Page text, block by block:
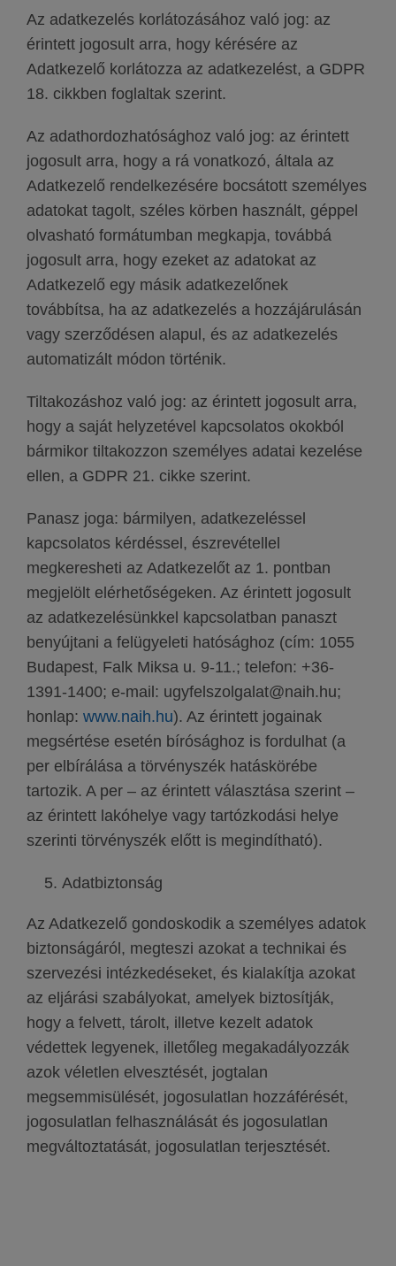
Az adatkezelés korlátozásához való jog: az
érintett jogosult arra, hogy kérésére az
Adatkezelő korlátozza az adatkezelést, a GDPR
18. cikkben foglaltak szerint.
Az adathordozhatósághoz való jog: az érintett
jogosult arra, hogy a rá vonatkozó, általa az
Adatkezelő rendelkezésére bocsátott személyes
adatokat tagolt, széles körben használt, géppel
olvasható formátumban megkapja, továbbá
jogosult arra, hogy ezeket az adatokat az
Adatkezelő egy másik adatkezelőnek
továbbítsa, ha az adatkezelés a hozzájárulásán
vagy szerződésen alapul, és az adatkezelés
automatizált módon történik.
Tiltakozáshoz való jog: az érintett jogosult arra,
hogy a saját helyzetével kapcsolatos okokból
bármikor tiltakozzon személyes adatai kezelése
ellen, a GDPR 21. cikke szerint.
Panasz joga: bármilyen, adatkezeléssel
kapcsolatos kérdéssel, észrevétellel
megkeresheti az Adatkezelőt az 1. pontban
megjelölt elérhetőségeken. Az érintett jogosult
az adatkezelésünkkel kapcsolatban panaszt
benyújtani a felügyeleti hatósághoz (cím: 1055
Budapest, Falk Miksa u. 9-11.; telefon: +36-
1391-1400; e-mail: ugyfelszolgalat@naih.hu;
honlap: www.naih.hu). Az érintett jogainak
megsértése esetén bírósághoz is fordulhat (a
per elbírálása a törvényszék hatáskörébe
tartozik. A per – az érintett választása szerint –
az érintett lakóhelye vagy tartózkodási helye
szerinti törvényszék előtt is megindítható).
Adatbiztonság
Az Adatkezelő gondoskodik a személyes adatok
biztonságáról, megteszi azokat a technikai és
szervezési intézkedéseket, és kialakítja azokat
az eljárási szabályokat, amelyek biztosítják,
hogy a felvett, tárolt, illetve kezelt adatok
védettek legyenek, illetőleg megakadályozzák
azok véletlen elvesztését, jogtalan
megsemmisülését, jogosulatlan hozzáférését,
jogosulatlan felhasználását és jogosulatlan
megváltoztatását, jogosulatlan terjesztését.